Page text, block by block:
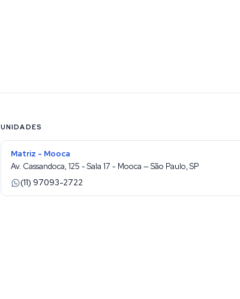
UNIDADES
Matriz - Mooca
Av. Cassandoca, 125 - Sala 17 - Mooca — São Paulo, SP
(11) 97093-2722